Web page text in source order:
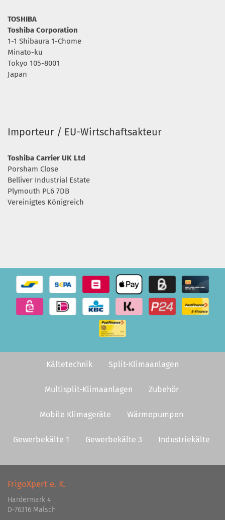
TOSHIBA
Toshiba Corporation
1-1 Shibaura 1-Chome
Minato-ku
Tokyo 105-8001
Japan
Importeur / EU-Wirtschaftsakteur
Toshiba Carrier UK Ltd
Porsham Close
Belliver Industrial Estate
Plymouth PL6 7DB
Vereinigtes Königreich
Kältetechnik Split-Klimaanlagen
Multisplit-Klimaanlagen Zubehör
Mobile Klimageräte Wärmepumpen
Gewerbekälte 1 Gewerbekälte 3 Industriekälte
FrigoXpert e. K.
Hardermark 4
D-76316 Malsch